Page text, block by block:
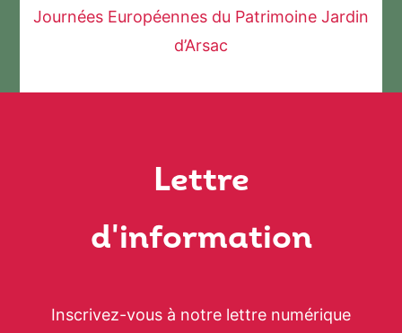
Journées Européennes du Patrimoine Jardin
d’Arsac
Lettre
d'information
Inscrivez-vous à notre lettre numérique